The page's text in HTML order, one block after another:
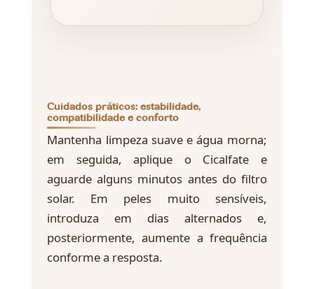
Cuidados práticos: estabilidade,
compatibilidade e conforto
Mantenha limpeza suave e água morna;
em seguida, aplique o Cicalfate e
aguarde alguns minutos antes do filtro
solar. Em peles muito sensíveis,
introduza em dias alternados e,
posteriormente, aumente a frequência
conforme a resposta.